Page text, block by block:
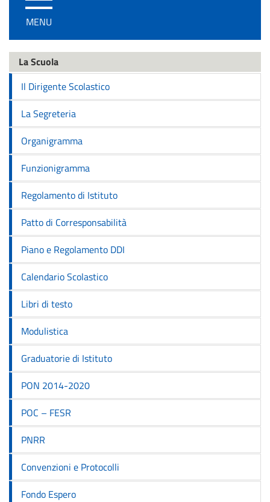
/
disattiva
navigazione
MENU
La Scuola
Il Dirigente Scolastico
La Segreteria
Organigramma
Funzionigramma
Regolamento di Istituto
Patto di Corresponsabilità
Piano e Regolamento DDI
Calendario Scolastico
Libri di testo
Modulistica
Graduatorie di Istituto
PON 2014-2020
POC – FESR
PNRR
Convenzioni e Protocolli
Fondo Espero